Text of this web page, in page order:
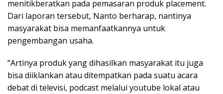
menitikberatkan pada pemasaran produk placement.
Dari laporan tersebut, Nanto berharap, nantinya
masyarakat bisa memanfaatkannya untuk
pengembangan usaha.
“Artinya produk yang dihasilkan masyarakat itu juga
bisa diiklankan atau ditempatkan pada suatu acara
debat di televisi, podcast melalui youtube lokal atau